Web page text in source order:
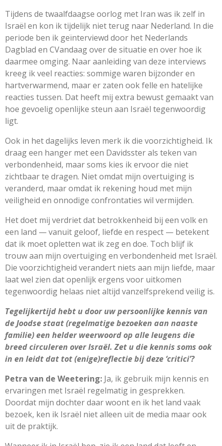
Tijdens de twaalfdaagse oorlog met Iran was ik zelf in
Israël en kon ik tijdelijk niet terug naar Nederland. In die
periode ben ik geïnterviewd door het Nederlands
Dagblad en CVandaag over de situatie en over hoe ik
daarmee omging. Naar aanleiding van deze interviews
kreeg ik veel reacties: sommige waren bijzonder en
hartverwarmend, maar er zaten ook felle en hatelijke
reacties tussen. Dat heeft mij extra bewust gemaakt van
hoe gevoelig openlijke steun aan Israël tegenwoordig
ligt.
Ook in het dagelijks leven merk ik die voorzichtigheid. Ik
draag een hanger met een Davidsster als teken van
verbondenheid, maar soms kies ik ervoor die niet
zichtbaar te dragen. Niet omdat mijn overtuiging is
veranderd, maar omdat ik rekening houd met mijn
veiligheid en onnodige confrontaties wil vermijden.
Het doet mij verdriet dat betrokkenheid bij een volk en
een land — vanuit geloof, liefde en respect — betekent
dat ik moet opletten wat ik zeg en doe. Toch blijf ik
trouw aan mijn overtuiging en verbondenheid met Israël.
Die voorzichtigheid verandert niets aan mijn liefde, maar
laat wel zien dat openlijk ergens voor uitkomen
tegenwoordig helaas niet altijd vanzelfsprekend veilig is.
Tegelijkertijd hebt u door uw persoonlijke kennis van
de Joodse staat (regelmatige bezoeken aan naaste
familie) een helder weerwoord op alle leugens die
breed circuleren over Israël. Zet u die kennis soms ook
in en leidt dat tot (enige)reflectie bij deze ‘critici’?
Petra van de Weetering: Ja, ik gebruik mijn kennis en
ervaringen met Israël regelmatig in gesprekken.
Doordat mijn dochter daar woont en ik het land vaak
bezoek, ken ik Israël niet alleen uit de media maar ook
uit de praktijk.